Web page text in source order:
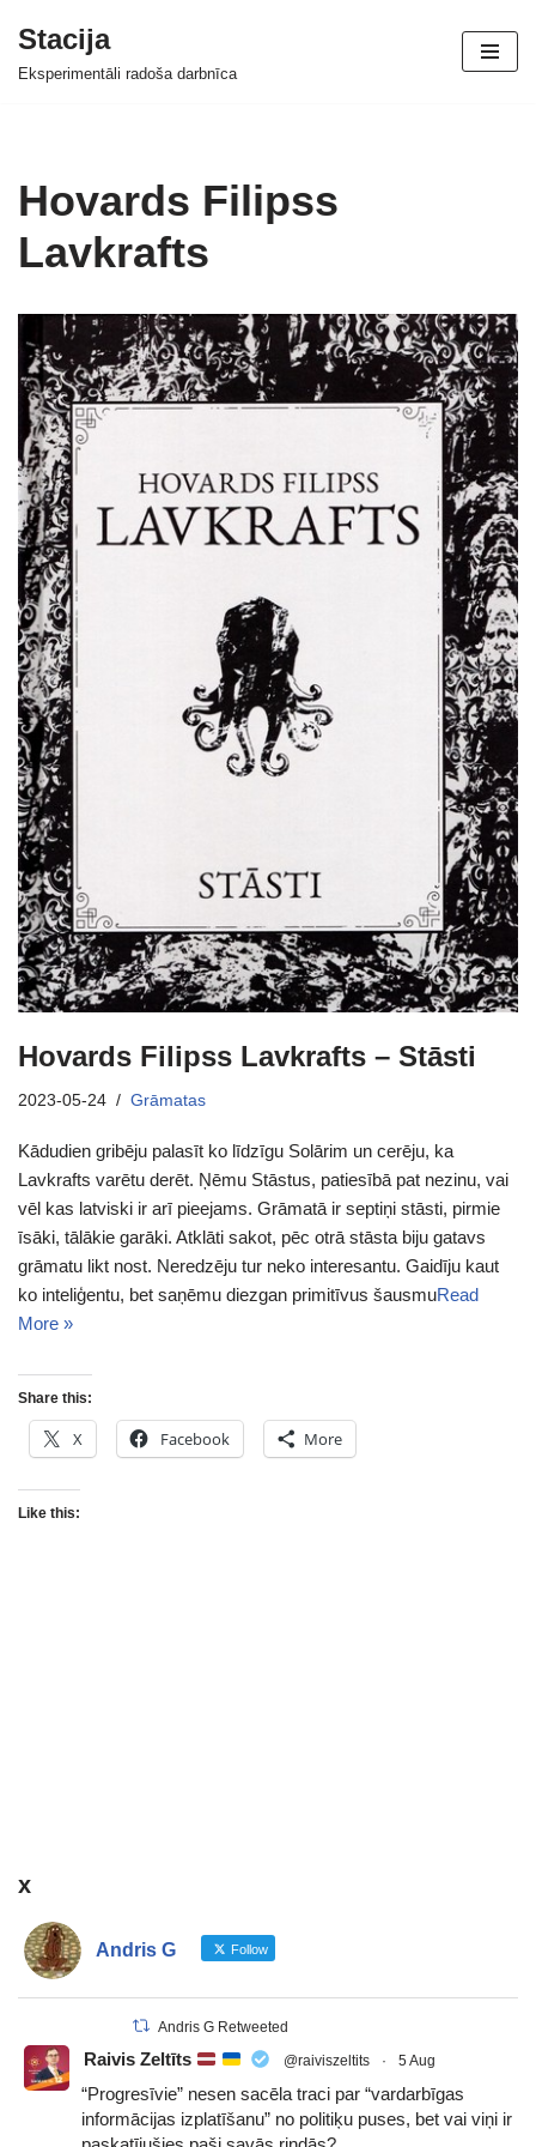
Skip
Stacija
Eksperimentāli radoša darbnīca
Hovards Filipss
Lavkrafts
Hovards Filipss Lavkrafts – Stāsti
2023-05-24 Grāmatas
Kādudien gribēju palasīt ko līdzīgu Solārim un cerēju, ka
Lavkrafts varētu derēt. Ņēmu Stāstus, patiesībā pat nezinu, vai
vēl kas latviski ir arī pieejams. Grāmatā ir septiņi stāsti, pirmie
īsāki, tālākie garāki. Atklāti sakot, pēc otrā stāsta biju gatavs
grāmatu likt nost. Neredzēju tur neko interesantu. Gaidīju kaut
ko inteliģentu, bet saņēmu diezgan primitīvus šausmuRead
More »
Share this:
X Facebook More
Like this:
x
Andris G Follow
Andris G Retweeted
Raivis Zeltīts @raiviszeltits · 5 Aug
“Progresīvie” nesen sacēla traci par “vardarbīgas
informācijas izplatīšanu” no politiķu puses, bet vai viņi ir